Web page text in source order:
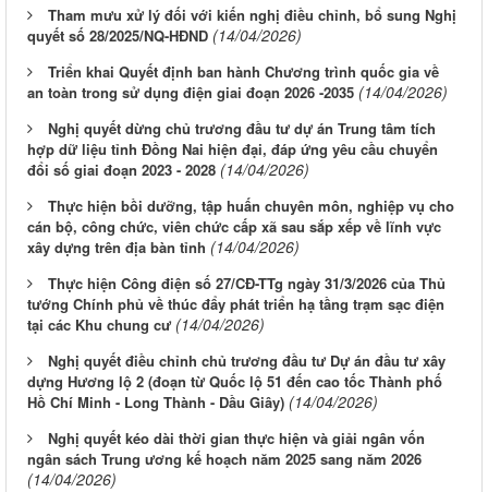
Tham mưu xử lý đối với kiến nghị điều chỉnh, bổ sung Nghị
quyết số 28/2025/NQ-HĐND (14/04/2026)
Triển khai Quyết định ban hành Chương trình quốc gia về
an toàn trong sử dụng điện giai đoạn 2026 -2035 (14/04/2026)
Nghị quyết dừng chủ trương đầu tư dự án Trung tâm tích
hợp dữ liệu tỉnh Đồng Nai hiện đại, đáp ứng yêu cầu chuyển
đổi số giai đoạn 2023 - 2028 (14/04/2026)
Thực hiện bồi dưỡng, tập huấn chuyên môn, nghiệp vụ cho
cán bộ, công chức, viên chức cấp xã sau sắp xếp về lĩnh vực
xây dựng trên địa bàn tỉnh (14/04/2026)
Thực hiện Công điện số 27/CĐ-TTg ngày 31/3/2026 của Thủ
tướng Chính phủ về thúc đẩy phát triển hạ tầng trạm sạc điện
tại các Khu chung cư (14/04/2026)
Nghị quyết điều chỉnh chủ trương đầu tư Dự án đầu tư xây
dựng Hương lộ 2 (đoạn từ Quốc lộ 51 đến cao tốc Thành phố
Hồ Chí Minh - Long Thành - Dầu Giây) (14/04/2026)
Nghị quyết kéo dài thời gian thực hiện và giải ngân vốn
ngân sách Trung ương kế hoạch năm 2025 sang năm 2026
(14/04/2026)